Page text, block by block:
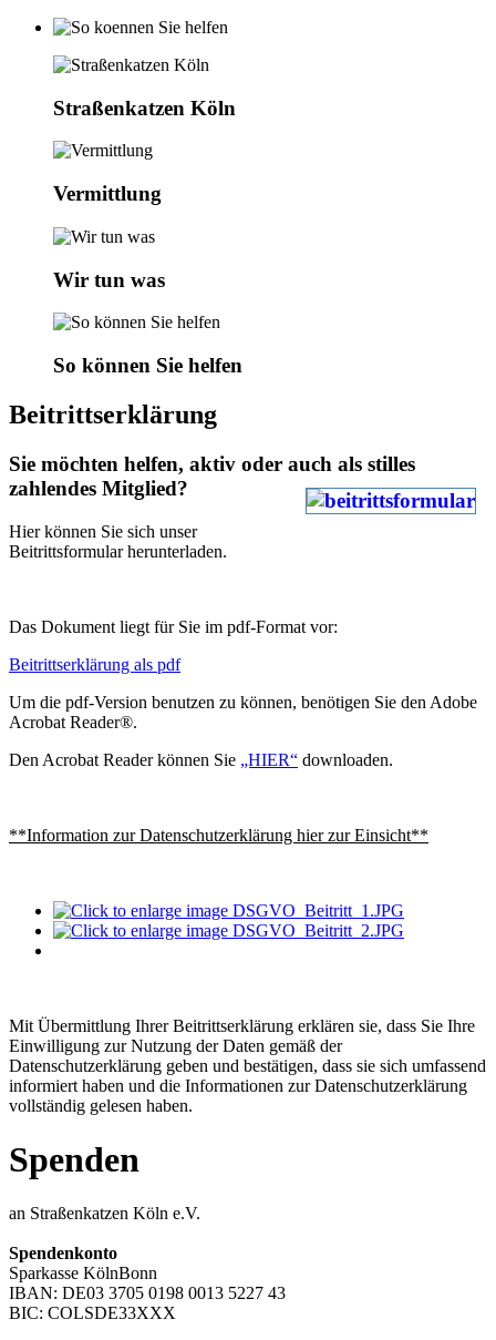
Straßenkatzen Köln
Vermittlung
Wir tun was
So können Sie helfen
Beitrittserklärung
Sie möchten helfen, aktiv oder auch als stilles
zahlendes Mitglied?
Hier können Sie sich unser
Beitrittsformular herunterladen.
Das Dokument liegt für Sie im pdf-Format vor:
Beitrittserklärung als pdf
Um die pdf-Version benutzen zu können, benötigen Sie den Adobe
Acrobat Reader®.
Den Acrobat Reader können Sie „HIER“ downloaden.
**Information zur Datenschutzerklärung hier zur Einsicht**
Mit Übermittlung Ihrer Beitrittserklärung erklären sie, dass Sie Ihre
Einwilligung zur Nutzung der Daten gemäß der
Datenschutzerklärung geben und bestätigen, dass sie sich umfassend
informiert haben und die Informationen zur Datenschutzerklärung
vollständig gelesen haben.
Spenden
an Straßenkatzen Köln e.V.
Spendenkonto
Sparkasse KölnBonn
IBAN: DE03 3705 0198 0013 5227 43
BIC: COLSDE33XXX